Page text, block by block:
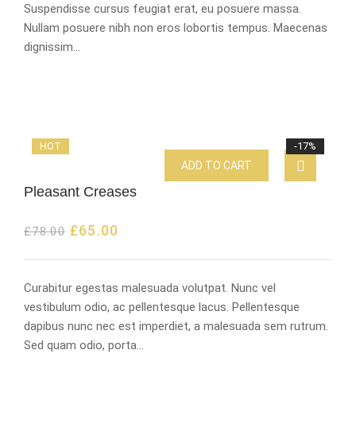
Suspendisse cursus feugiat erat, eu posuere massa.
Nullam posuere nibh non eros lobortis tempus. Maecenas
dignissim…
-17%
HOT
Pleasant Creases
£78.00 £65.00
ADD TO CART
Curabitur egestas malesuada volutpat. Nunc vel
vestibulum odio, ac pellentesque lacus. Pellentesque
dapibus nunc nec est imperdiet, a malesuada sem rutrum.
Sed quam odio, porta…